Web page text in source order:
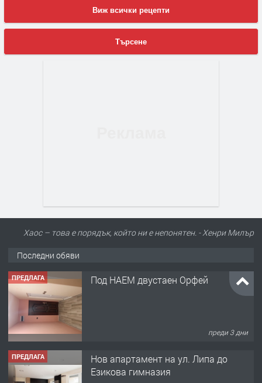
Виж всички рецепти
Търсене
Хаос – това е порядък, който ни е непонятен. - Хенри Милър
Последни обяви
ПРЕДЛАГА Под НАЕМ двустаен Орфей
преди 3 дни
ПРЕДЛАГА
Нов апартамент на ул. Липа до
Езикова гимназия